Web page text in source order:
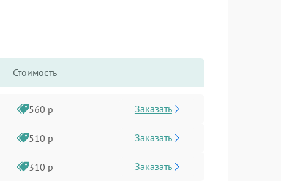
Стоимость
560 р Заказать
510 р Заказать
310 р Заказать